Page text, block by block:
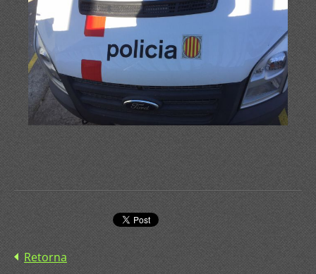
Retorna